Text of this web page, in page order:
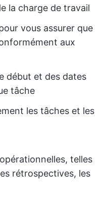
la charge de travail
vous assurer que
aux
début et des dates
tâche
les tâches et les
telles
rétrospectives, les